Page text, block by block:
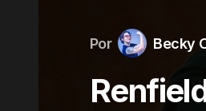
Por Becky